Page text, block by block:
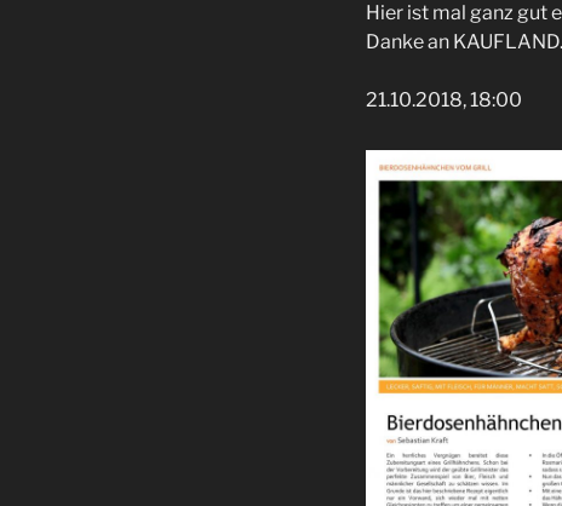
Hier ist mal ganz gut
Danke an KAUFLAND.
21.10.2018, 18:00